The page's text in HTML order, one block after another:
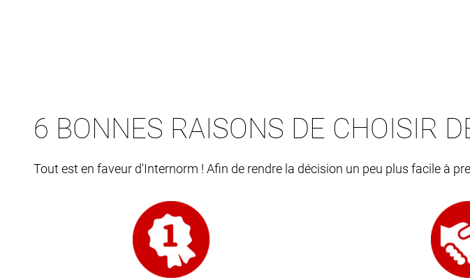
6 BONNES RAISONS DE CHOISIR
Tout est en faveur d'Internorm ! Afin de rendre la décision un peu plus facile à